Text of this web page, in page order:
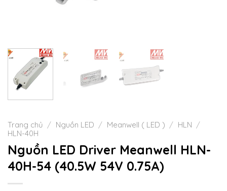
Trang chủ / Nguồn LED / Meanwell ( LED ) / HLN /
HLN-40H
Nguồn LED Driver Meanwell HLN-
40H-54 (40.5W 54V 0.75A)